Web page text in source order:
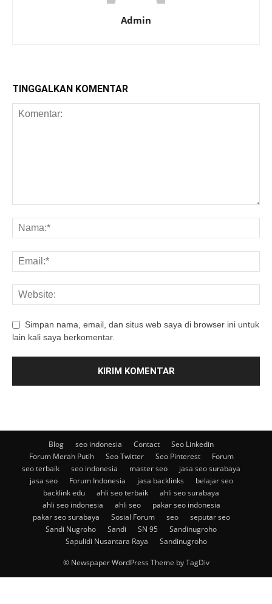
Admin
TINGGALKAN KOMENTAR
Simpan nama, email, dan situs web saya di browser ini untuk
lain kali saya berkomentar.
Blog seo indonesia Contact
Seo Linkedin
Forum Merah Putih
Seo Twitter Seo Pinterest
Forum
seo terbaik
seo indonesia master seo
jasa seo surabaya
jasa seo
Forum Indonesia jasa backlinks
belajar seo
backlink edu
ahli seo terbaik
ahli seo surabaya
ahli seo indonesia
ahli seo
pakar seo indonesia
pakar seo surabaya
Sosial Forum seo
seputar seo
Sandi Nugroho
Sandi SN 95
Sandinugroho
Sapulidi Nusantara Raya
Sandinugroho
© Newspaper WordPress Theme by TagDiv